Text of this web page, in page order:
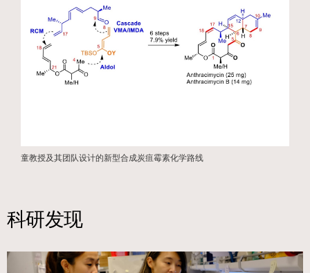
童教授及其团队设计的新型合成炭疽霉素化学路线
科研发现